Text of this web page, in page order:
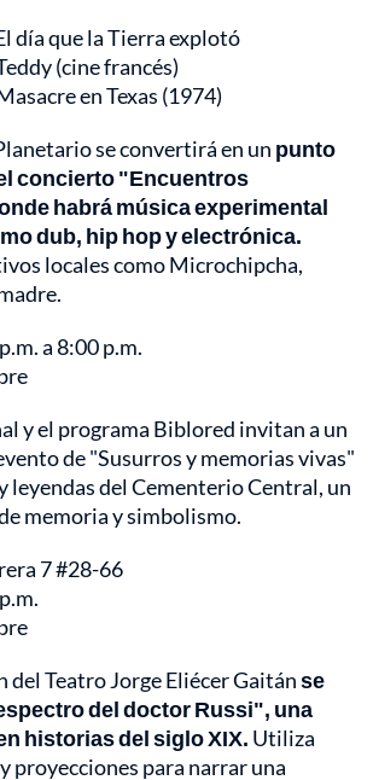
día que la Tierra explotó
(cine francés)
en Texas (1974)
se convertirá en un punto
concierto "Encuentros
habrá música experimental
dub, hip hop y electrónica.
locales como Microchipcha,
a 8:00 p.m.
y el programa Biblored invitan a un
de "Susurros y memorias vivas"
leyendas del Cementerio Central, un
memoria y simbolismo.
7 #28-66
del Teatro Jorge Eliécer Gaitánse
del doctor Russi", una
historias del siglo XIX. Utiliza
proyecciones para narrar una